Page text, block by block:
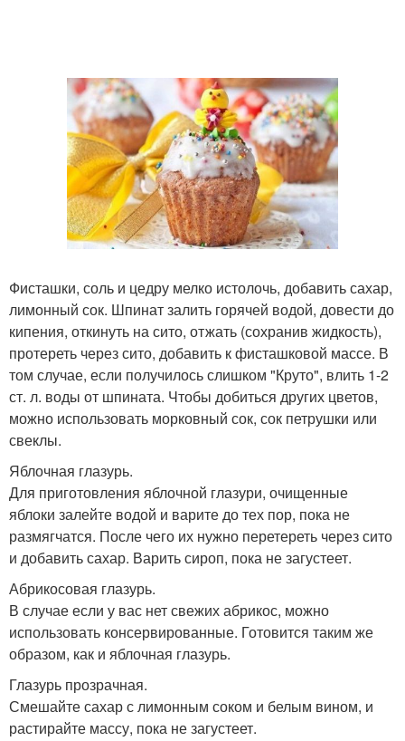
Фисташки, соль и цедру мелко истолочь, добавить сахар,
лимонный сок. Шпинат залить горячей водой, довести до
кипения, откинуть на сито, отжать (сохранив жидкость),
протереть через сито, добавить к фисташковой массе. В
том случае, если получилось слишком "Круто", влить 1-2
ст. л. воды от шпината. Чтобы добиться других цветов,
можно использовать морковный сок, сок петрушки или
свеклы.
Яблочная глазурь.
Для приготовления яблочной глазури, очищенные
яблоки залейте водой и варите до тех пор, пока не
размягчатся. После чего их нужно перетереть через сито
и добавить сахар. Варить сироп, пока не загустеет.
Абрикосовая глазурь.
В случае если у вас нет свежих абрикос, можно
использовать консервированные. Готовится таким же
образом, как и яблочная глазурь.
Глазурь прозрачная.
Смешайте сахар с лимонным соком и белым вином, и
растирайте массу, пока не загустеет.